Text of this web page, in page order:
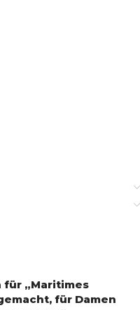
für „Maritimes
für Damen